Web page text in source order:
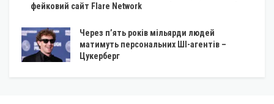
фейковий сайт Flare Network
Через п’ять років мільярди людей
матимуть персональних ШІ-агентів –
Цукерберг